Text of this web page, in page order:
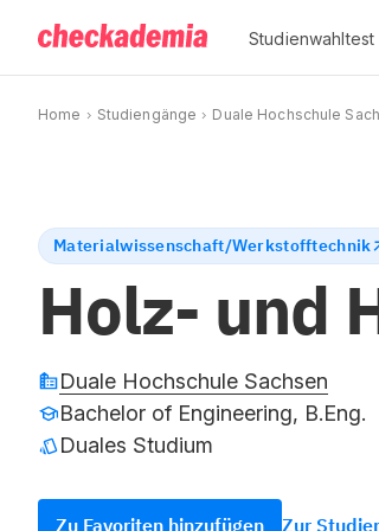
Studienwahltest
Home Studiengänge Duale Hochschule
Materialwissenschaft/Werkstofftechnik
Holz- und
Duale Hochschule Sachsen
Bachelor of Engineering, B.Eng.
Duales Studium
Zu Favoriten hinzufügen Zur